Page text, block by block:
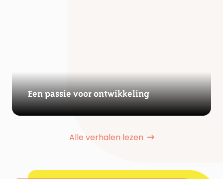
Een passie voor ontwikkeling
Alle verhalen lezen